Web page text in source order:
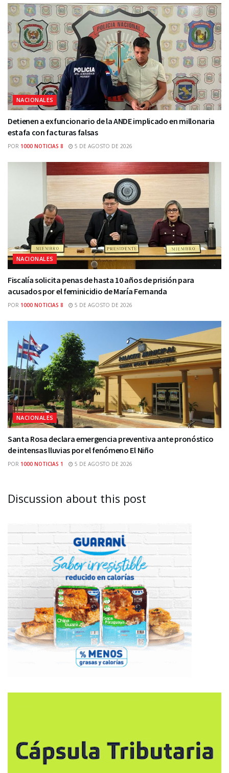
NACIONALES
Detienen a exfuncionario de la ANDE implicado en millonaria
estafa con facturas falsas
POR 1000 NOTICIAS 8 5 DE AGOSTO DE 2026
NACIONALES
Fiscalía solicita penas de hasta 10 años de prisión para
acusados por el feminicidio de María Fernanda
POR 1000 NOTICIAS 8 5 DE AGOSTO DE 2026
NACIONALES
Santa Rosa declara emergencia preventiva ante pronóstico
de intensas lluvias por el fenómeno El Niño
POR 1000 NOTICIAS 1 5 DE AGOSTO DE 2026
Discussion about this post